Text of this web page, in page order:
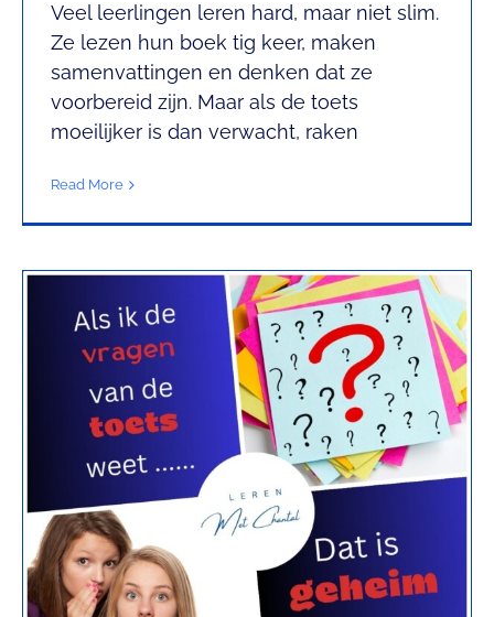
Veel leerlingen leren hard, maar niet slim.
Ze lezen hun boek tig keer, maken
samenvattingen en denken dat ze
voorbereid zijn. Maar als de toets
moeilijker is dan verwacht, raken
Read More
Als ik de vragen van de toets
weet……
Leren met Chantal